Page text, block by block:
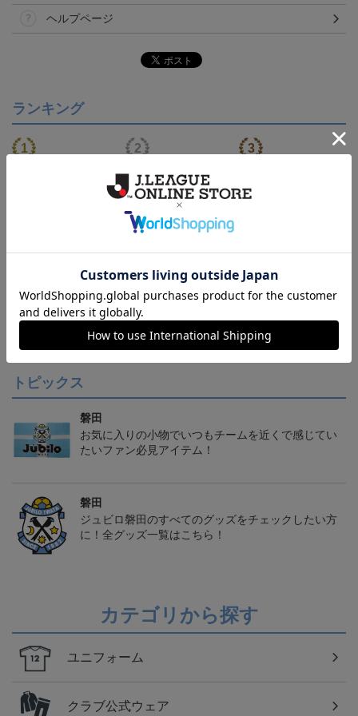
ヘルプページ
ランキング
【S～4XL】2026/27ユニ
フォーム オーセンティッ
クモデル:FP1st
21,450円～25,950円
【S～4XL】2026/27ユニ
フォーム オーセンティッ
21,450円～25,950円
会員特典
タオルマフラー
会員特典
トピックス
磐田
お気に入りの小物でいつもチームを近くで感じてい
たいファン必見アイテム！
磐田
ジュビロ磐田のすべてのグッズをチェックしたい方
に！全グッズ一覧はこちら！
カテゴリから探す
ユニフォーム
クラブ公式ウェア